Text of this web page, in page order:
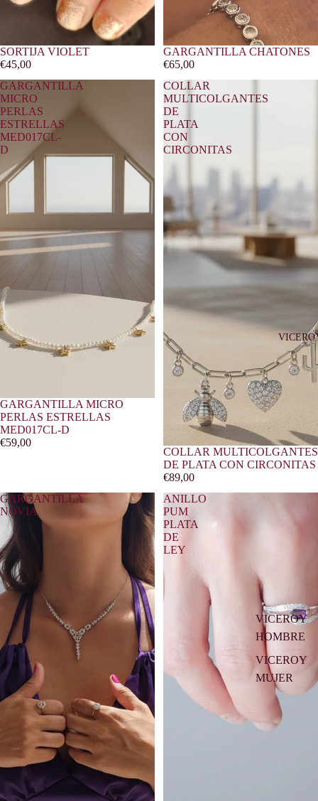
VICEROY
HOMBRE
VICEROY
MUJER
SORTIJA VIOLET
€45,00
GARGANTILLA CHATONES
€65,00
GARGANTILLA
MICRO
PERLAS
ESTRELLAS
MED017CL-
D
GARGANTILLA MICRO
PERLAS ESTRELLAS
MED017CL-D
€59,00
COLLAR
MULTICOLGANTES
DE
PLATA
CON
CIRCONITAS
COLLAR MULTICOLGANTES
DE PLATA CON CIRCONITAS
€89,00
GARGANTILLA
NOVIA
ANILLO
PUM
PLATA
DE
LEY